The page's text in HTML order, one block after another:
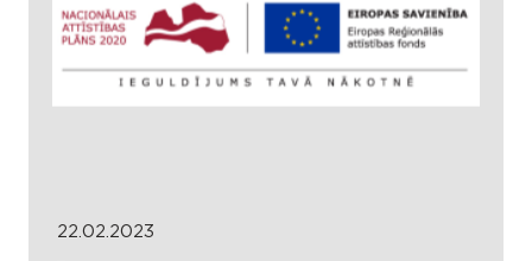
22.02.2023